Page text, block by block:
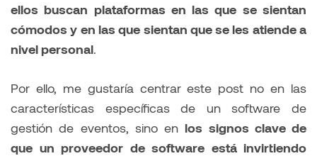
ellos buscan plataformas en las que se sientan
cómodos y en las que sientan que se les atiende a
nivel personal.
Por ello, me gustaría centrar este post no en las
características específicas de un software de
gestión de eventos, sino en los signos clave de
que un proveedor de software está invirtiendo